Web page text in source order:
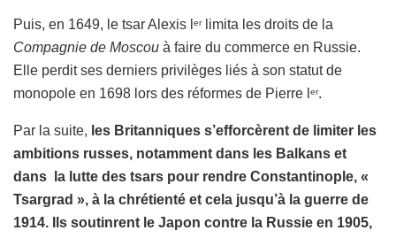
Puis, en 1649, le tsar Alexis l erlimita les droits de la
Compagnie de Moscou à faire du commerce en Russie.
Elle perdit ses derniers privilèges liés à son statut de
monopole en 1698 lors des réformes de Pierre l
er.
Par la suite, les Britanniques s’efforcèrent de limiter les
ambitions russes, notamment dans les Balkans et
dans la lutte des tsars pour rendre Constantinople, «
Tsargrad », à la chrétienté et cela jusqu’à la guerre de
1914. Ils soutinrent le Japon contre la Russie en 1905,